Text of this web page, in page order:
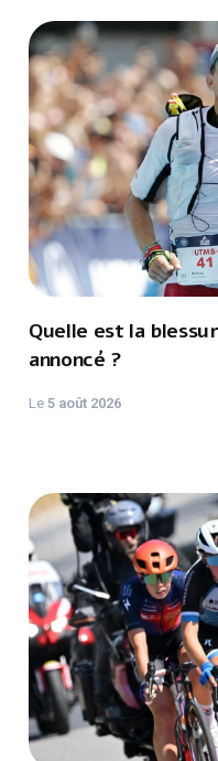
Quelle est la
annoncé ?
Le5 août 2026